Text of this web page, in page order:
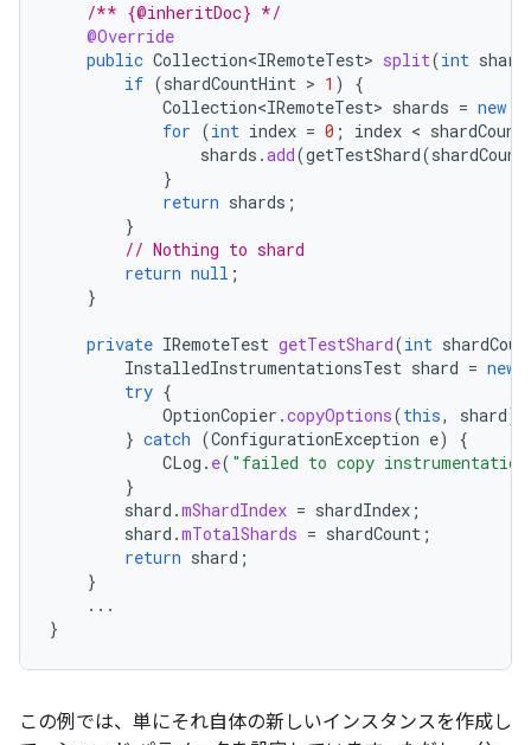
/** {@inheritDoc} */
@Override
public Collection<IRemoteTest> split(int
if (shardCountHint > 1 )
{
Collection<IRemoteTest> shards = new
for (int index = 0 ; index <
shards .add(getTestShard(
}
return shards ;
}
// Nothing to shard
return null ;
}
private IRemoteTest getTestShard(int
InstalledInstrumentationsTest shard = new
try {
OptionCopier .copyOptions(this, shard);
} catch (ConfigurationException e)
{
CLog . e( "failed to copy
}
shard .mShardIndex = shardIndex ;
shard .mTotalShards = shardCount ;
return shard ;
}
...
}
この例では、単にそれ自体の新しいインスタンスを作成し